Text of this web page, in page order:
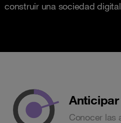
construir una sociedad
Anticipar
Conocer las